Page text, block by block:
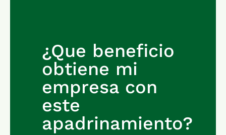
¿Que beneficio
obtiene mi
empresa con
este
apadrinamiento?